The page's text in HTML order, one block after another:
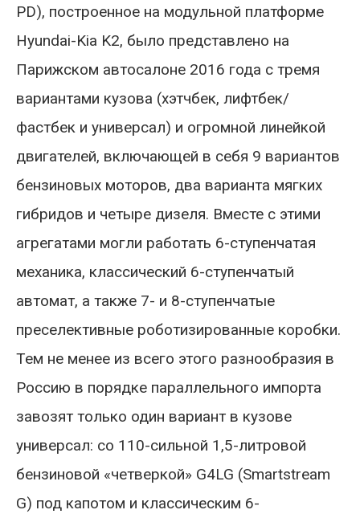
PD), построенное на модульной платформе
Hyundai-Kia K2, было представлено на
Парижском автосалоне 2016 года с тремя
вариантами кузова (хэтчбек, лифтбек/
фастбек и универсал) и огромной линейкой
двигателей, включающей в себя 9 вариантов
бензиновых моторов, два варианта мягких
гибридов и четыре дизеля. Вместе с этими
агрегатами могли работать 6-ступенчатая
механика, классический 6-ступенчатый
автомат, а также 7- и 8-ступенчатые
преселективные роботизированные коробки.
Тем не менее из всего этого разнообразия в
Россию в порядке параллельного импорта
завозят только один вариант в кузове
универсал: со 110-сильной 1,5-литровой
бензиновой «четверкой» G4LG (Smartstream
G) под капотом и классическим 6-